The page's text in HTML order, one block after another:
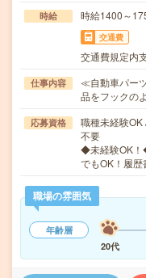
時給 時給1400～
交通費
交通費規定内
仕事内容
≪自動車パー
品をフックの
応募資格
職種未経験OK
不要
◆未経験OK！
でもOK！履
職場の雰囲気
年齢層
20代